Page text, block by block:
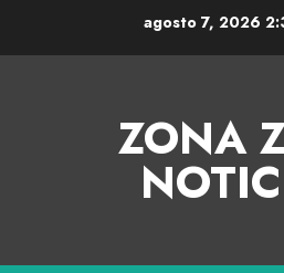
agosto 7, 2026
ZONA